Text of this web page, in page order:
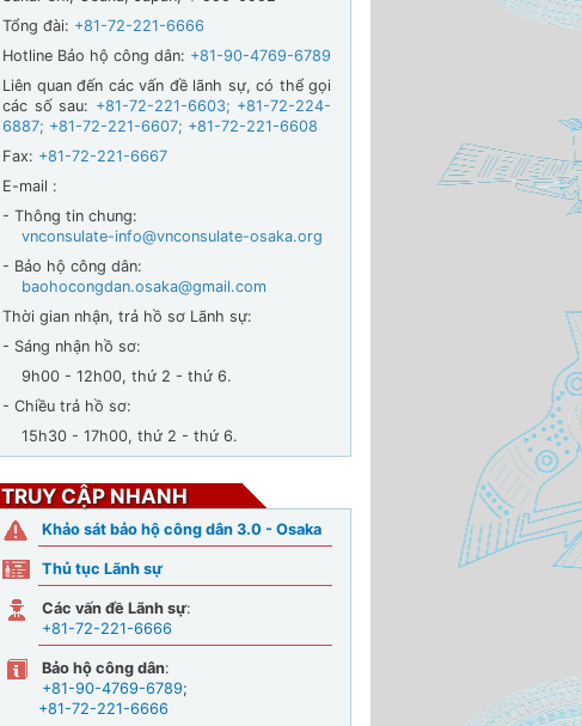
Tổng đài: +81-72-221-6666
Hotline Bảo hộ công dân: +81-90-4769-6789
Liên quan đến các vấn đề lãnh sự, có thể gọi
các số sau: +81-72-221-6603; +81-72-224-
6887; +81-72-221-6607; +81-72-221-6608
Fax: +81-72-221-6667
E-mail :
- Thông tin chung:
vnconsulate-info@vnconsulate-osaka.org
- Bảo hộ công dân:
baohocongdan.osaka@gmail.com
Thời gian nhận, trả hồ sơ Lãnh sự:
- Sáng nhận hồ sơ:
9h00 - 12h00, thứ 2 - thứ 6.
- Chiều trả hồ sơ:
15h30 - 17h00, thứ 2 - thứ 6.
TRUY CẬP NHANH
Khảo sát bảo hộ công dân 3.0 - Osaka
Thủ tục Lãnh sự
Các vấn đề Lãnh sự:
+81-72-221-6666
Bảo hộ công dân:
+81-90-4769-6789;
+81-72-221-6666